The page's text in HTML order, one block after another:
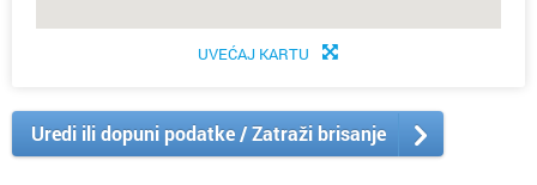
UVEĆAJ KARTU
Uredi ili dopuni podatke / Zatraži brisanje